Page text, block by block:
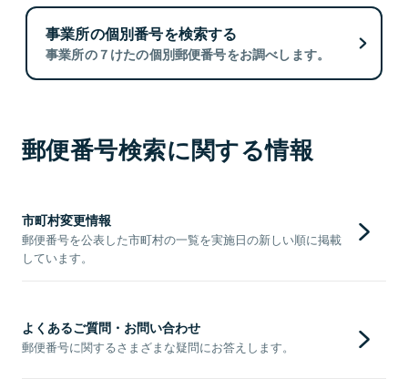
事業所の個別番号を検索する
事業所の７けたの個別郵便番号をお調べします。
郵便番号検索に関する情報
市町村変更情報
郵便番号を公表した市町村の一覧を実施日の新しい順に掲載
しています。
よくあるご質問・お問い合わせ
郵便番号に関するさまざまな疑問にお答えします。